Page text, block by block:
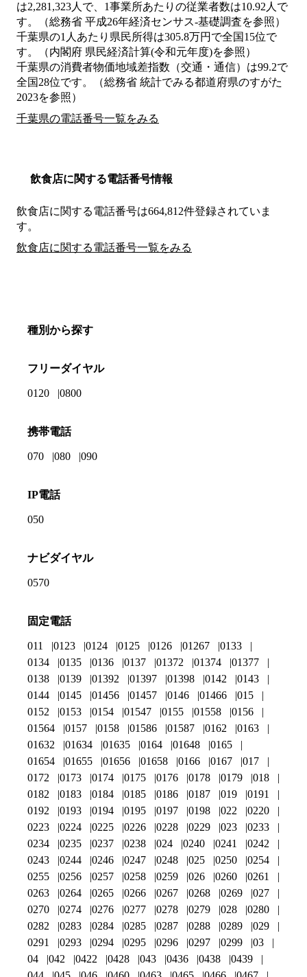
は2,281,323人で、1事業所あたりの従業者数は10.92人で
す。（総務省 平成26年経済センサス‐基礎調査を参照）
千葉県の1人あたり県民所得は305.8万円で全国15位で
す。（内閣府 県民経済計算(令和元年度)を参照）
千葉県の消費者物価地域差指数（交通・通信）は99.2で
全国28位です。（総務省 統計でみる都道府県のすがた
2023を参照）
千葉県の電話番号一覧をみる
飲食店に関する電話番号情報
飲食店に関する電話番号は664,812件登録されていま
す。
飲食店に関する電話番号一覧をみる
種別から探す
フリーダイヤル
0120 0800
携帯電話
070 080 090
IP電話
050
ナビダイヤル
0570
固定電話
011 0123 0124 0125 0126 01267
0133
0134
0135 0136 0137 01372 01374
01377
0138
0139 01392 01397 01398 0142
0143
0144
0145 01456 01457 0146 01466
015
0152
0153 0154 01547 0155 01558
0156
01564
0157 0158 01586 01587 0162
0163
01632
01634 01635 0164 01648
0165
01654
01655 01656 01658 0166 0167
017
0172
0173 0174 0175 0176 0178 0179
018
0182
0183 0184 0185 0186 0187 019
0191
0192
0193 0194 0195 0197 0198 022
0220
0223
0224 0225 0226 0228 0229 023
0233
0234
0235 0237 0238 024 0240 0241
0242
0243
0244 0246 0247 0248 025 0250
0254
0255
0256 0257 0258 0259 026 0260
0261
0263
0264 0265 0266 0267 0268 0269
027
0270
0274 0276 0277 0278 0279 028
0280
0282
0283 0284 0285 0287 0288 0289
029
0291
0293 0294 0295 0296 0297 0299
03
04
042 0422 0428 043 0436 0438
0439